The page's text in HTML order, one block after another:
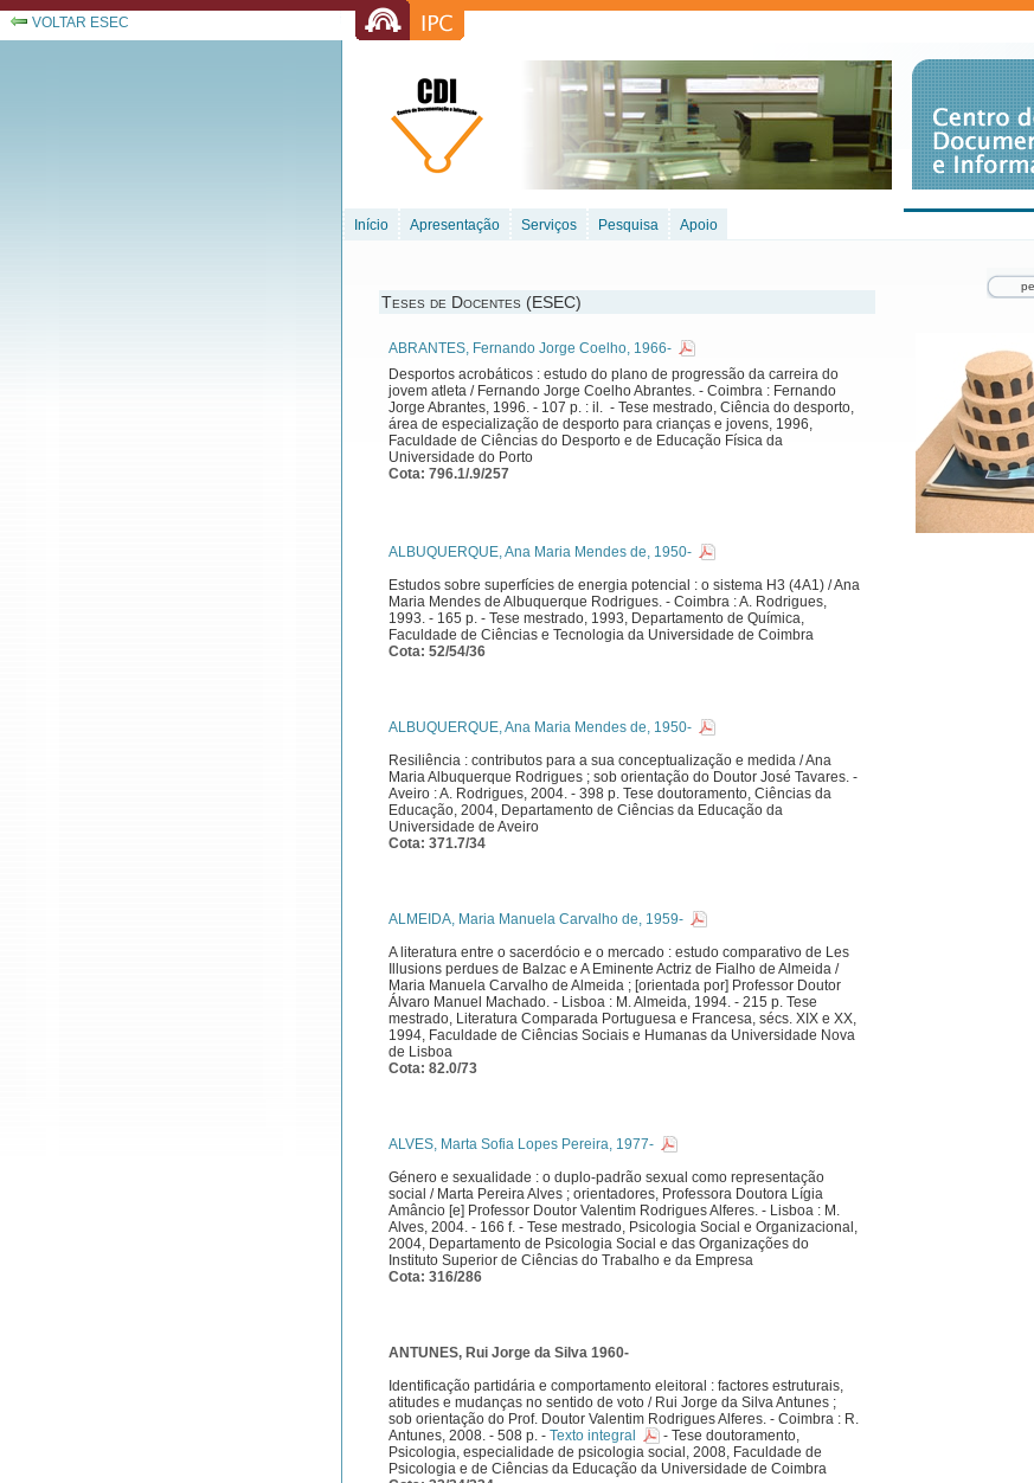
VOLTAR ESEC
Início Apresentação Serviços Pesquisa Apoio
Teses de Docentes (ESEC)
ABRANTES, Fernando Jorge Coelho, 1966-
Desportos acrobáticos : estudo do plano de progressão da carreira do
jovem atleta / Fernando Jorge Coelho Abrantes. - Coimbra : Fernando
Jorge Abrantes, 1996. - 107 p. : il. - Tese mestrado, Ciência do desporto,
área de especialização de desporto para crianças e jovens, 1996,
Faculdade de Ciências do Desporto e de Educação Física da
Universidade do Porto
Cota: 796.1/.9/257
ALBUQUERQUE, Ana Maria Mendes de, 1950-
Estudos sobre superfícies de energia potencial : o sistema H3 (4A1) / Ana
Maria Mendes de Albuquerque Rodrigues. - Coimbra : A. Rodrigues,
1993. - 165 p. - Tese mestrado, 1993, Departamento de Química,
Faculdade de Ciências e Tecnologia da Universidade de Coimbra
Cota: 52/54/36
ALBUQUERQUE, Ana Maria Mendes de, 1950-
Resiliência : contributos para a sua conceptualização e medida / Ana
Maria Albuquerque Rodrigues ; sob orientação do Doutor José Tavares. -
Aveiro : A. Rodrigues, 2004. - 398 p. Tese doutoramento, Ciências da
Educação, 2004, Departamento de Ciências da Educação da
Universidade de Aveiro
Cota: 371.7/34
ALMEIDA, Maria Manuela Carvalho de, 1959-
A literatura entre o sacerdócio e o mercado : estudo comparativo de Les
Illusions perdues de Balzac e A Eminente Actriz de Fialho de Almeida /
Maria Manuela Carvalho de Almeida ; [orientada por] Professor Doutor
Álvaro Manuel Machado. - Lisboa : M. Almeida, 1994. - 215 p. Tese
mestrado, Literatura Comparada Portuguesa e Francesa, sécs. XIX e XX,
1994, Faculdade de Ciências Sociais e Humanas da Universidade Nova
de Lisboa
Cota: 82.0/73
ALVES, Marta Sofia Lopes Pereira, 1977-
Género e sexualidade : o duplo-padrão sexual como representação
social / Marta Pereira Alves ; orientadores, Professora Doutora Lígia
Amâncio [e] Professor Doutor Valentim Rodrigues Alferes. - Lisboa : M.
Alves, 2004. - 166 f. - Tese mestrado, Psicologia Social e Organizacional,
2004, Departamento de Psicologia Social e das Organizações do
Instituto Superior de Ciências do Trabalho e da Empresa
Cota: 316/286
ANTUNES, Rui Jorge da Silva 1960-
Identificação partidária e comportamento eleitoral : factores estruturais,
atitudes e mudanças no sentido de voto / Rui Jorge da Silva Antunes ;
sob orientação do Prof. Doutor Valentim Rodrigues Alferes. - Coimbra : R.
Antunes, 2008. - 508 p. - Texto integral
- Tese doutoramento,
Psicologia, especialidade de psicologia social, 2008, Faculdade de
Psicologia e de Ciências da Educação da Universidade de Coimbra